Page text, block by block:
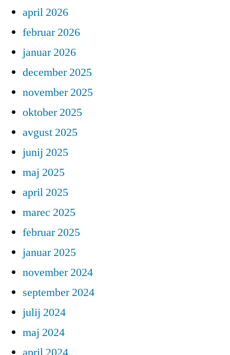
april 2026
februar 2026
januar 2026
december 2025
november 2025
oktober 2025
avgust 2025
junij 2025
maj 2025
april 2025
marec 2025
februar 2025
januar 2025
november 2024
september 2024
julij 2024
maj 2024